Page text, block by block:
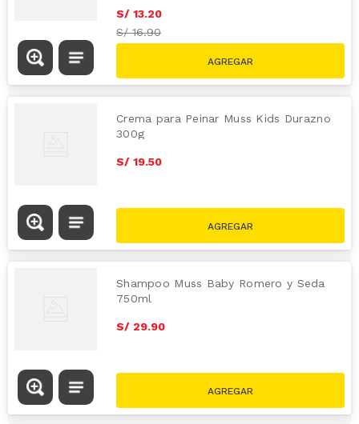
S/ 13.20
S/16.90
Crema para Peinar Muss Kids Durazno
300g
S/ 19.50
Shampoo Muss Baby Romero y Seda
750ml
S/ 29.90